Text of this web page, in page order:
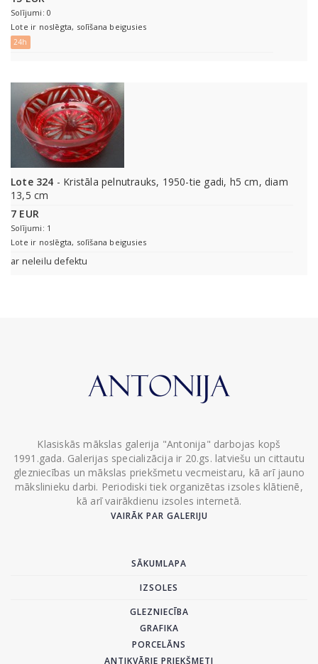
Solījumi: 0
Lote ir noslēgta, solīšana beigusies
24h
Lote 324 - Kristāla pelnutrauks, 1950-tie gadi, h5 cm, diam
13,5 cm
7 EUR
Solījumi: 1
Lote ir noslēgta, solīšana beigusies
ar neleilu defektu
Klasiskās mākslas galerija "Antonija" darbojas kopš
1991.gada. Galerijas specializācija ir 20.gs. latviešu un cittautu
glezniecības un mākslas priekšmetu vecmeistaru, kā arī jauno
mākslinieku darbi. Periodiski tiek organizētas izsoles klātienē,
kā arī vairākdienu izsoles internetā.
VAIRĀK PAR GALERIJU
SĀKUMLAPA
IZSOLES
GLEZNIECĪBA
GRAFIKA
PORCELĀNS
ANTIKVĀRIE PRIEKŠMETI